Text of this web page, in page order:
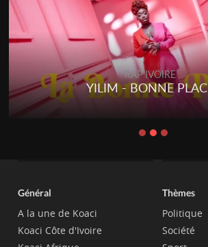
RAP IVOIRE
YILIM - BONNE
Général
A la une de Koaci
Koaci Côte d'Ivoire
Thèmes
Politique
Société